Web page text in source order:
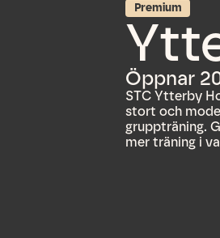
Premium
Öppnar
STC Ytterby
stort och
gruppträning.
mer träning i